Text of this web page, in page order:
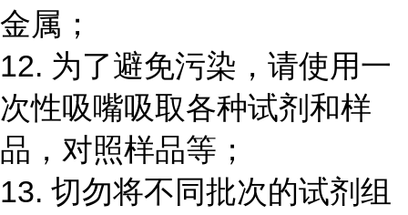
金属；
12. 为了避免污染，请使用一
次性吸嘴吸取各种试剂和样
品，对照样品等；
13. 切勿将不同批次的试剂组